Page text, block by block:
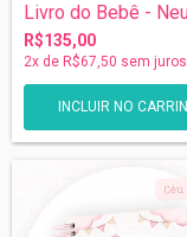
R$135,00
2x de R$67,50 sem juros